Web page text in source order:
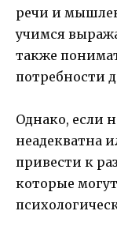
речи и
учимся
также
потребности
Однако, если
неадекватна
привести к
которые